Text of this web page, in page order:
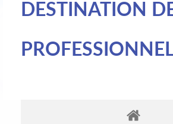
DESTINATION